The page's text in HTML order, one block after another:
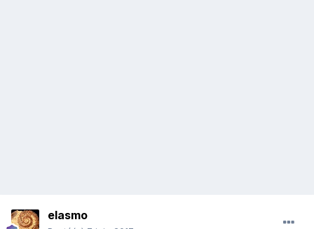
elasmo